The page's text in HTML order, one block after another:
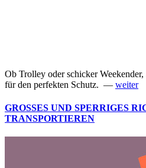
Ob Trolley oder schicker
für den perfekten Schutz. — weiter
GROSSES UND SPERRIGES
TRANSPORTIEREN